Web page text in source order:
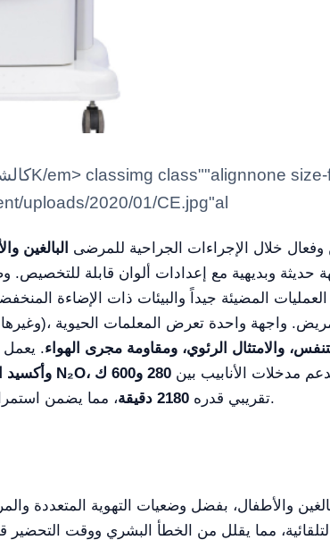
uploads/2020/01/CE.jpg"al
خلال الإجراءات الجراحية للمرضى البالغين
حديثة وبديهية مع إعدادات ألوان قابلة
المضيئة جيداً والبيئات ذات الإضاءة
والامتثال الرئوي، ومقاومة مجرى الهواء. يعمل
مدخلات الأنابيب بين
تقريبي قدره 2180 دقيقة ، مما يضمن استمرارية التشغيل في حالات انقطاع التيار الكهربائي.
والأطفال، بفضل وضعيات التهوية المتعددة
التلقائية، مما يقلل من الخطأ البشري ووقت